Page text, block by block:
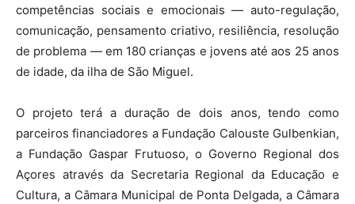
competências sociais e emocionais — auto-regulação,
comunicação, pensamento criativo, resiliência, resolução
de problema — em 180 crianças e jovens até aos 25 anos
de idade, da ilha de São Miguel.
O projeto terá a duração de dois anos, tendo como
parceiros financiadores a Fundação Calouste Gulbenkian,
a Fundação Gaspar Frutuoso, o Governo Regional dos
Açores através da Secretaria Regional da Educação e
Cultura, a Câmara Municipal de Ponta Delgada, a Câmara